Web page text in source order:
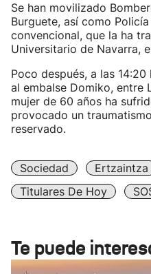
Se han movilizado
Burguete, así como
convencional, que la ha
Universitario de Navarra,
Poco después, a las
al embalse Domiko, entre
mujer de 60 años ha
provocado un
reservado.
Sociedad Ertzaintza
Titulares De Hoy
Te puede